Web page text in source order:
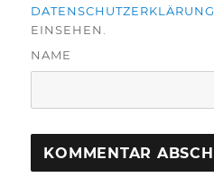
DATENSCHUTZERKLÄRUNG
EINSEHEN.
NAME